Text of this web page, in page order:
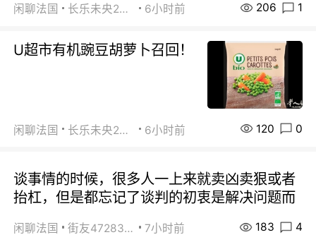
闲聊法国 长乐未央2015 6小时前 206 1
U超市有机豌豆胡萝卜召回！
闲聊法国 长乐未央2015 6小时前 120 0
谈事情的时候，很多人一上来就卖凶卖狠或者
抬杠，但是都忘记了谈判的初衷是解决问题而
闲聊法国 街友472838572 7小时前 183 4